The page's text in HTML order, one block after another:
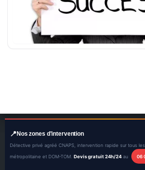
Nos zones d'intervention
Détective privé agréé CNAPS, intervention rapide sur tous
métropolitaine et DOM-TOM. Devis gratuit 24h/24 au 06